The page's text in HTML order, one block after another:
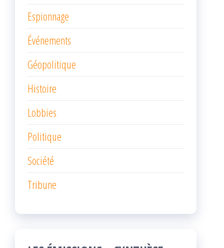
Espionnage
Événements
Géopolitique
Histoire
Lobbies
Politique
Société
Tribune